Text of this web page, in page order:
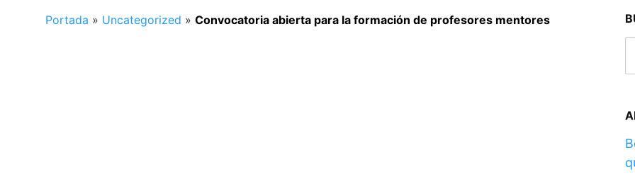
Portada » Uncategorized » Convocatoria abierta para la formación de profesores mentores